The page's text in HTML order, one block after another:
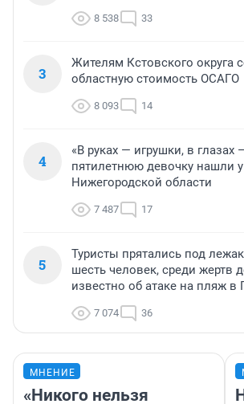
8 538 33
3
Жителям Кстовского округа
областную стоимость ОСАГО
8 093 14
4
«В руках — игрушки, в глазах
пятилетнюю девочку нашли
Нижегородской области
7 487 17
5
Туристы прятались под
шесть человек, среди жертв
известно об атаке на пляж в
7 074 36
МНЕНИЕ
«Никого нельзя